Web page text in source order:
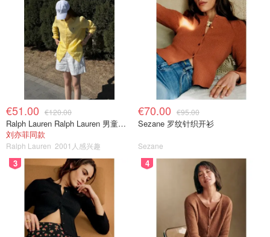
€51.00 €120.00
Ralph Lauren Ralph Lauren 男童亚麻衬衫
刘亦菲同款
Ralph Lauren 2001人感兴趣
€70.00 €95.00
Sezane 罗纹针织开衫
Sezane
3 4